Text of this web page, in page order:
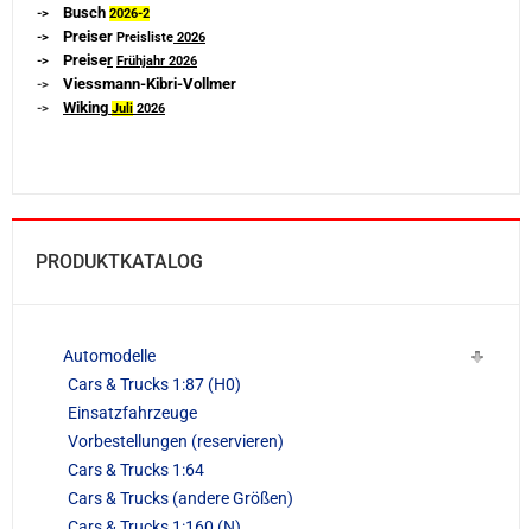
-> Busch 2026-2
-> Preiser Preisliste 2026
-> Preiser Frühjahr 2026
-> Viessmann-Kibri-Vollmer
-> Wiking Juli 2026
PRODUKTKATALOG
Automodelle
Cars & Trucks 1:87 (H0)
Einsatzfahrzeuge
Vorbestellungen (reservieren)
Cars & Trucks 1:64
Cars & Trucks (andere Größen)